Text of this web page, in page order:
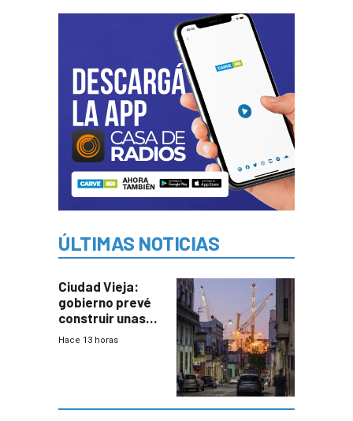
ÚLTIMAS NOTICIAS
Ciudad Vieja:
gobierno prevé
construir unas
mil viviendas en
Hace 13 horas